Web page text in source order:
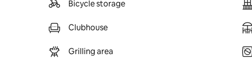
Bicycle storage
Clubhouse
Grilling area